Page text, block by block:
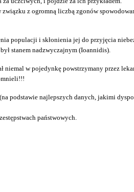
z ogromną liczbą zgonów
populacji i skłonienia jej do przyjęcia
stanem nadzwyczajnym (Ioannidis).
niemal w pojedynkę powstrzymany przez
podstawie najlepszych danych, jakimi
państwowych.